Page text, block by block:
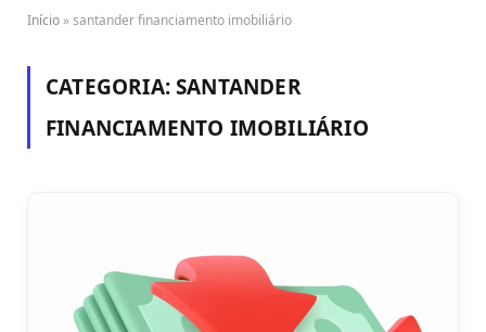
Início »santander financiamento imobiliário
CATEGORIA:SANTANDER
FINANCIAMENTO IMOBILIÁRIO